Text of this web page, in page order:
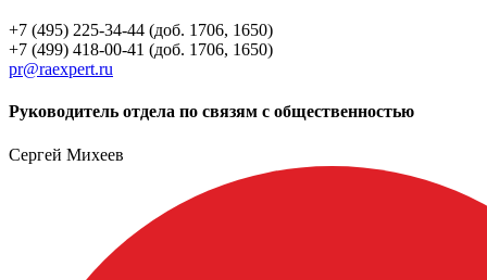
+7 (495) 225-34-44 (доб. 1706, 1650)
+7 (499) 418-00-41 (доб. 1706, 1650)
pr@raexpert.ru
Руководитель отдела по связям с общественностью
Сергей Михеев